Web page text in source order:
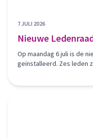
7 JULI 2026
Nieuwe
Op maandag 6 juli is de
geïnstalleerd. Zes leden